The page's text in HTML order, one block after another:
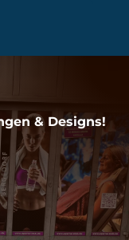
& Designs!